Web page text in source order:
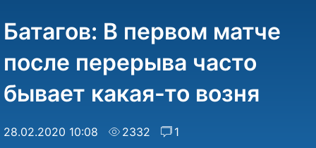
Батагов: В первом матче
после перерыва часто
бывает какая-то возня
28.02.2020 10:08 2332 1